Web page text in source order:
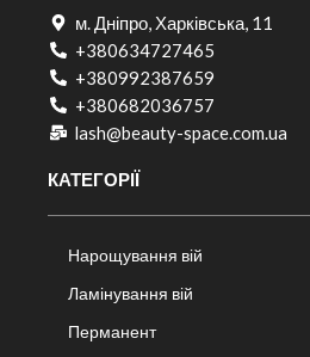
м. Дніпро, Харківська, 11
+380634727465
+380992387659
+380682036757​
lash@beauty-space.com.ua
КАТЕГОРІЇ
Нарощування вій
Ламінування вій
Перманент